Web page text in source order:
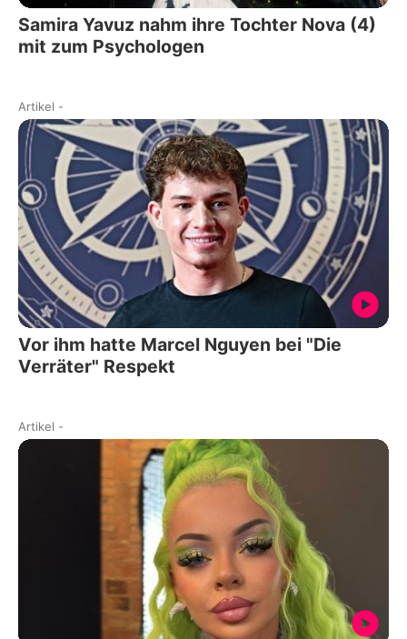
Samira Yavuz nahm ihre Tochter Nova (4)
mit zum Psychologen
Artikel -
Vor ihm hatte Marcel Nguyen bei "Die
Verräter" Respekt
Artikel -